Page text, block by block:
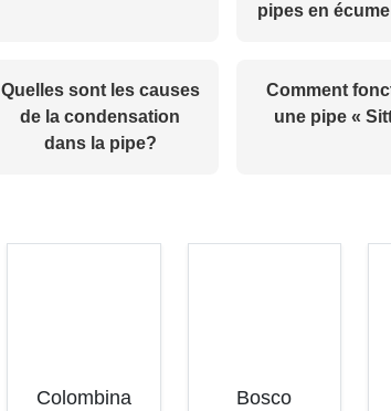
pipes en
Quelles sont les causes
de la condensation
dans la pipe?
Comment
une pipe «
Colombina
Bosco